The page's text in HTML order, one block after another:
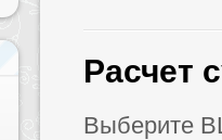
Расчет
Выберите